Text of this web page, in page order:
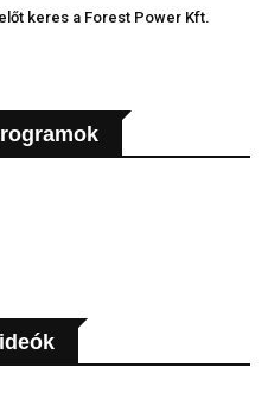
keres a Forest Power Kft.